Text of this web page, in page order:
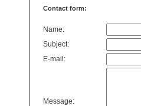
Contact form:
Name:
Subject:
E-mail:
Message: